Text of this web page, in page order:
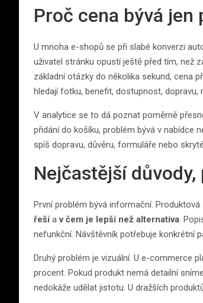
Proč cena bývá jen
U mnoha e-shopů se při slabé konverzi
uživatel stránku opustí ještě před tím, než
základní otázky do několika sekund, cena
hledají fotku, benefit, dostupnost, dopravu,
V analytice se to dá poznat poměrně
přidání do košíku, problém bývá v nabídce
spíš dopravu, důvěru, formuláře nebo
Nejčastější
První problém bývá informační.
řešíav čem je lepší než alternativa.
nefunkční. Návštěvník potřebuje konkrétní
Druhý problém je vizuální. U e-commerce
procent. Pokud produkt nemá detailní
nedokáže udělat jistotu. U dražších